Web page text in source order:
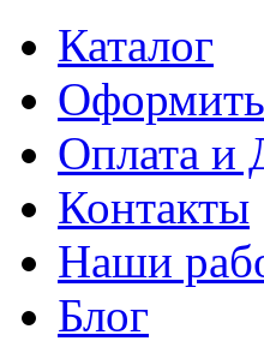
Каталог
Оплата и
Контакты
Наши
Блог